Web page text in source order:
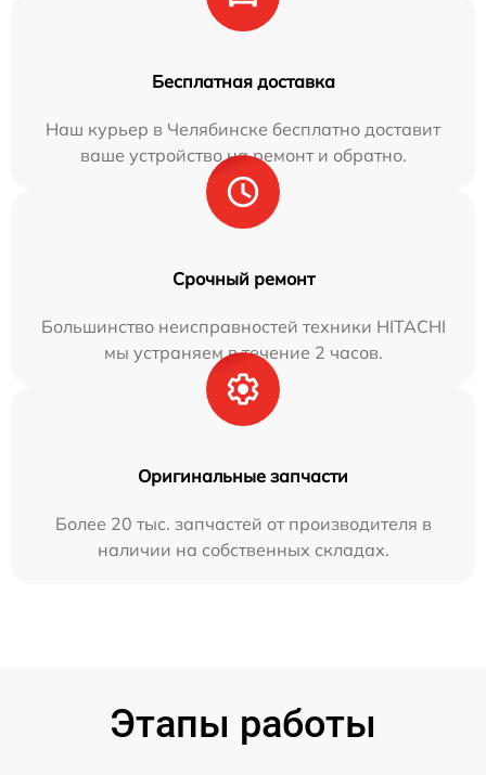
Бесплатная доставка
Наш курьер в Челябинске бесплатно доставит
ваше устройство на ремонт и обратно.
Срочный ремонт
Большинство неисправностей техники HITACHI
мы устраняем в течение 2 часов.
Оригинальные запчасти
Более 20 тыс. запчастей от производителя в
наличии на собственных складах.
Этапы работы